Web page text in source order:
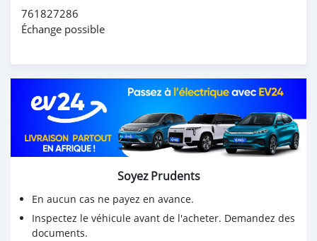
761827286
Échange possible
Soyez Prudents
En aucun cas ne payez en avance.
Inspectez le véhicule avant de l'acheter. Demandez des
documents.